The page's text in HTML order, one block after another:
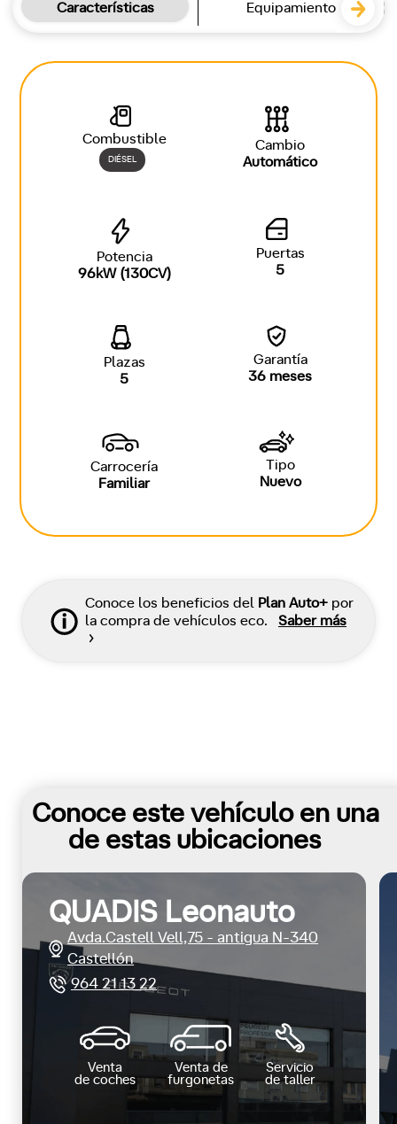
Características Equipamiento
Combustible
DIÉSEL
Cambio
Automático
Potencia
96kW (130CV)
Puertas
5
Plazas
5
Garantía
36 meses
Carrocería
Familiar
Tipo
Nuevo
Conoce los beneficios del Plan Auto+ por
la compra de vehículos eco.
Saber más
Conoce este vehículo en una
de estas ubicaciones
QUADIS Leonauto
Avda.Castell Vell,75 - antigua N-340
Castellón
964 21 13 22
Venta
de coches
Venta de
furgonetas
Servicio
de taller